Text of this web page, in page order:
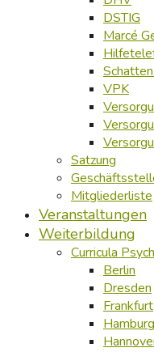
DSTIG
Marcé
VPK
Satzung
Mitgliederliste
Veranstaltungen
Weiterbildung
Curricula
Berlin
Dresden
Frankfurt
Hamburg